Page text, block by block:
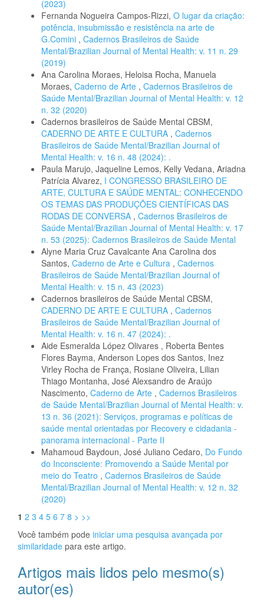
(2023)
Fernanda Nogueira Campos-Rizzi, O lugar da criação:
potência, insubmissão e resistência na arte de
G.Comini , Cadernos Brasileiros de Saúde
Mental/Brazilian Journal of Mental Health: v. 11 n. 29
(2019)
Ana Carolina Moraes, Heloisa Rocha, Manuela
Moraes, Caderno de Arte , Cadernos Brasileiros de
Saúde Mental/Brazilian Journal of Mental Health: v. 12
n. 32 (2020)
Cadernos brasileiros de Saúde Mental CBSM,
CADERNO DE ARTE E CULTURA , Cadernos
Brasileiros de Saúde Mental/Brazilian Journal of
Mental Health: v. 16 n. 48 (2024): .
Paula Marujo, Jaqueline Lemos, Kelly Vedana, Ariadna
Patrícia Alvarez, I CONGRESSO BRASILEIRO DE
ARTE, CULTURA E SAÚDE MENTAL: CONHECENDO
OS TEMAS DAS PRODUÇÕES CIENTÍFICAS DAS
RODAS DE CONVERSA , Cadernos Brasileiros de
Saúde Mental/Brazilian Journal of Mental Health: v. 17
n. 53 (2025): Cadernos Brasileiros de Saúde Mental
Alyne Maria Cruz Cavalcante Ana Carolina dos
Santos, Caderno de Arte e Cultura , Cadernos
Brasileiros de Saúde Mental/Brazilian Journal of
Mental Health: v. 15 n. 43 (2023)
Cadernos brasileiros de Saúde Mental CBSM,
CADERNO DE ARTE E CULTURA , Cadernos
Brasileiros de Saúde Mental/Brazilian Journal of
Mental Health: v. 16 n. 47 (2024): .
Aide Esmeralda López Olivares , Roberta Bentes
Flores Bayma, Anderson Lopes dos Santos, Inez
Virley Rocha de França, Rosiane Oliveira, Lilian
Thiago Montanha, José Alexsandro de Araújo
Nascimento, Caderno de Arte , Cadernos Brasileiros
de Saúde Mental/Brazilian Journal of Mental Health: v.
13 n. 36 (2021): Serviços, programas e políticas de
saúde mental orientadas por Recovery e cidadania -
panorama internacional - Parte II
Mahamoud Baydoun, José Juliano Cedaro, Do Fundo
do Inconsciente: Promovendo a Saúde Mental por
meio do Teatro , Cadernos Brasileiros de Saúde
Mental/Brazilian Journal of Mental Health: v. 12 n. 32
(2020)
1 2 3 4 5 6 7 8 > >>
Você também pode iniciar uma pesquisa avançada por
similaridade para este artigo.
Artigos mais lidos pelo mesmo(s)
autor(es)